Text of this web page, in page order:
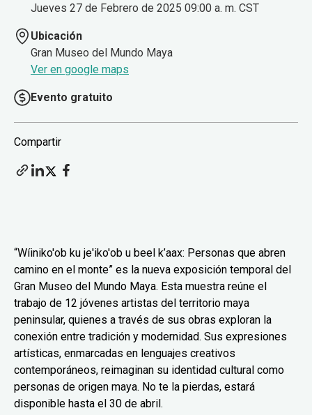
Jueves 27 de Febrero de 2025 09:00 a. m. CST
Ubicación
Gran Museo del Mundo Maya
Ver en google maps
Evento gratuito
Compartir
“Wíiniko'ob ku je'iko'ob u beel k’aax: Personas que abren
camino en el monte” es la nueva exposición temporal del
Gran Museo del Mundo Maya. Esta muestra reúne el
trabajo de 12 jóvenes artistas del territorio maya
peninsular, quienes a través de sus obras exploran la
conexión entre tradición y modernidad. Sus expresiones
artísticas, enmarcadas en lenguajes creativos
contemporáneos, reimaginan su identidad cultural como
personas de origen maya. No te la pierdas, estará
disponible hasta el 30 de abril.